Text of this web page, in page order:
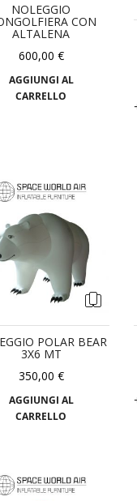
NOLEGGIO
CON
ALTALENA
600,00 €
AGGIUNGI AL
CARRELLO
POLAR BEAR
3X6 MT
350,00 €
AGGIUNGI AL
CARRELLO